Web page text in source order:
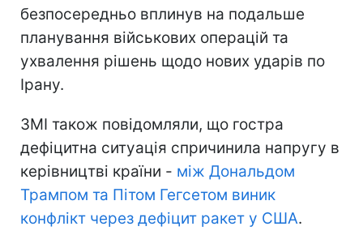
безпосередньо вплинув на подальше
планування військових операцій та
ухвалення рішень щодо нових ударів по
Ірану.
ЗМІ також повідомляли, що гостра
дефіцитна ситуація спричинила напругу в
керівництві країни - між Дональдом
Трампом та Пітом Гегсетом виник
конфлікт через дефіцит ракет у США.